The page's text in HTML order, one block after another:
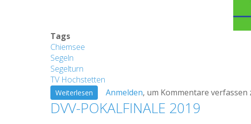
Tags
Chiemsee
Segeln
Segelturn
TV Hochstetten
Weiterlesen über
Chiemsee-
Anmelden, um Kommentare verfassen
DVV-POKALFINALE 2019